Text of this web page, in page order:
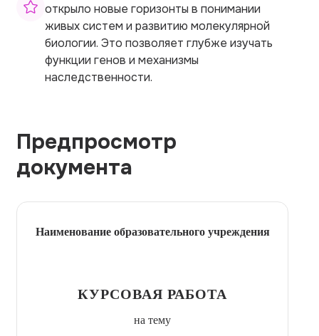
открыло новые горизонты в понимании
живых систем и развитию молекулярной
биологии. Это позволяет глубже изучать
функции генов и механизмы
наследственности.
Предпросмотр
документа
Наименование образовательного учреждения
КУРСОВАЯ РАБОТА
на тему